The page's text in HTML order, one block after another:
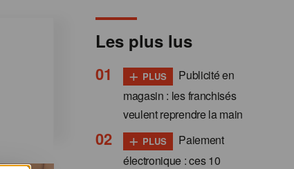
Les plus lus
+ PLUS
Publicité en
magasin : les franchisés
veulent reprendre la main
+ PLUS
Paiement
électronique : ces 10